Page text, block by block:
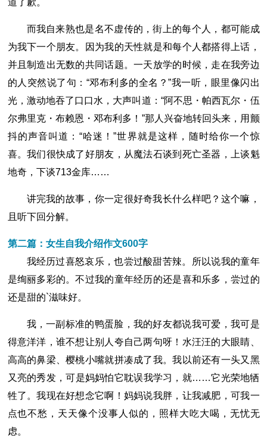
道了歉。
而我自来熟也是名不虚传的，街上的每个人，都可能成
为我下一个朋友。因为我的天性就是和每个人都搭得上话，
并且制造出无数的共同话题。一天放学的时候，走在我旁边
的人突然说了句：“邓布利多的全名？”我一听，眼里像闪出
光，激动地吞了口口水，大声叫道：“阿不思・帕西瓦尔・伍
尔弗里克・布赖恩・邓布利多！”那人兴奋地转回头来，用颤
抖的声音叫道：“哈迷！”世界就是这样，随时给你一个惊
喜。我们很快成了好朋友，从魔法石谈到死亡圣器，上谈魁
地奇，下谈713金库……
讲完我的故事，你一定很好奇我长什么样吧？这个嘛，
且听下回分解。
第二篇：女生自我介绍作文600字
我经历过喜怒哀乐，也尝过酸甜苦辣。所以说我的童年
是绚丽多彩的。不过我的童年经历的还是喜和乐多，尝过的
还是甜的`滋味好。
我，一副标准的鸭蛋脸，我的好友都说我可爱，我可是
得意洋洋，谁不想让别人夸自己两句呀！水汪汪的大眼睛、
高高的鼻梁、樱桃小嘴就拼凑成了我。我以前还有一头又黑
又亮的秀发，可是妈妈怕它耽误我学习，就……它光荣地牺
牲了。我现在好想念它啊！妈妈说我胖，让我减肥，可我一
点也不愁，天天像个没事人似的，照样大吃大喝，无忧无
虑。